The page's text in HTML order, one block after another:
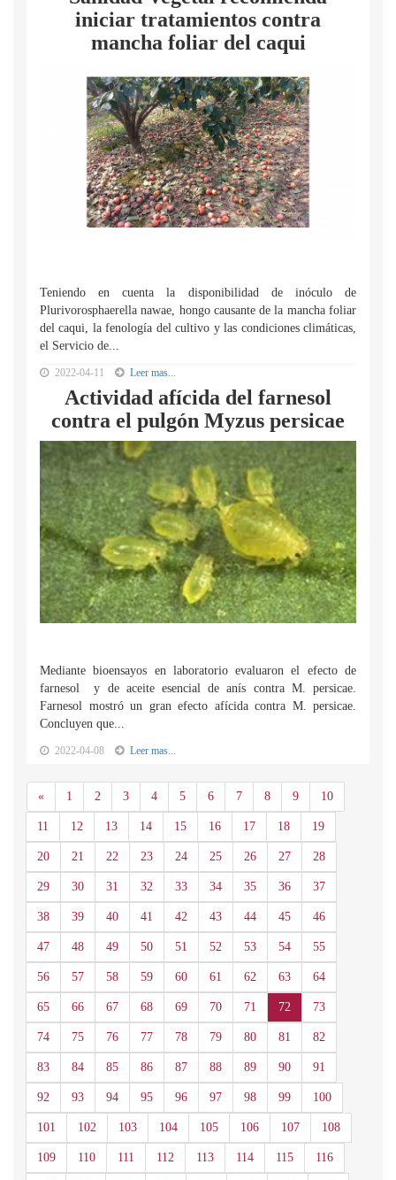
iniciar tratamientos contra
mancha foliar del caqui
Teniendo en cuenta la disponibilidad de inóculo de
Plurivorosphaerella nawae, hongo causante de la mancha foliar
del caqui, la fenología del cultivo y las condiciones climáticas,
el Servicio de...
2022-04-11 Leer mas...
Actividad afícida del farnesol
contra el pulgón Myzus persicae
Mediante bioensayos en laboratorio evaluaron el efecto de
farnesol y de aceite esencial de anís contra M. persicae.
Farnesol mostró un gran efecto afícida contra M. persicae.
Concluyen que...
2022-04-08 Leer mas...
«Anterior
1 2 3 4 5 6 7 8 9 10
11 12 13 14 15 16 17 18 19
20 21 22 23 24 25 26 27 28
29 30 31 32 33 34 35 36 37
38 39 40 41 42 43 44 45 46
47 48 49 50 51 52 53 54 55
56 57 58 59 60 61 62 63 64
65 66 67 68 69 70 71 72 73
74 75 76 77 78 79 80 81 82
83 84 85 86 87 88 89 90 91
92 93 94 95 96 97 98 99 100
101 102 103 104 105 106 107 108
109 110 111 112 113 114 115 116